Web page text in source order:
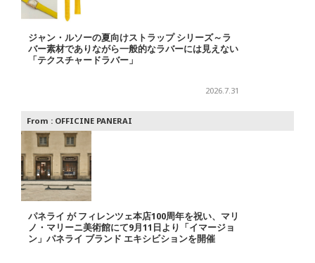
ジャン・ルソーの夏向けストラップ シリーズ～ラ
バー素材でありながら一般的なラバーには見えない
「テクスチャードラバー」
2026.7.31
From : OFFICINE PANERAI
パネライ が フィレンツェ本店100周年を祝い、マリ
ノ・マリーニ美術館にて9月11日より「イマージョ
ン」パネライ ブランド エキシビションを開催